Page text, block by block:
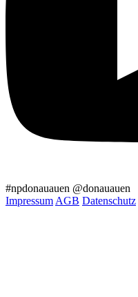
#npdonauauen @donauauen
Impressum AGB Datenschutz